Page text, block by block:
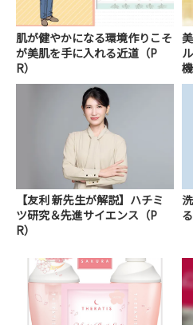
肌が健やかになる環境作りこそ
が美肌を手に入れる近道（P
R）
【友利 新先生が解説】ハチミ
ツ研究＆先進サイエンス（P
R）